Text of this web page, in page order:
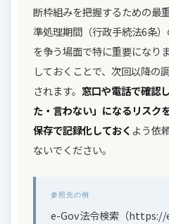
断枠組みを把握するための最
準処理期間（行政手続法6条
を争う場面で特に重要になり
しておくことで、次回以降の
されます。 窓口や電話で確認
た・言わない」になるリスク
保存で記録化しておく よう依
ないでください。
参照先の例
e-Gov法令検索（https://